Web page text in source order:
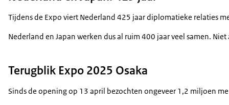
Tijdens de Expo viert Nederland 425 jaar diplomatieke relaties
Nederland en Japan werken dus al ruim 400 jaar veel samen.
Terugblik Expo 2025 Osaka
Sinds de opening op 13 april bezochten ongeveer 1,2 miljoen